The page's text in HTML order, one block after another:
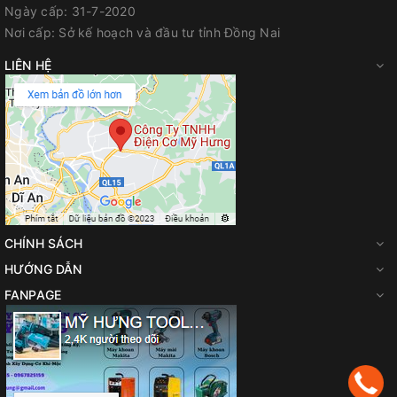
Ngày cấp: 31-7-2020
Nơi cấp: Sở kế hoạch và đầu tư tỉnh Đồng Nai
LIÊN HỆ
CHÍNH SÁCH
HƯỚNG DẪN
FANPAGE